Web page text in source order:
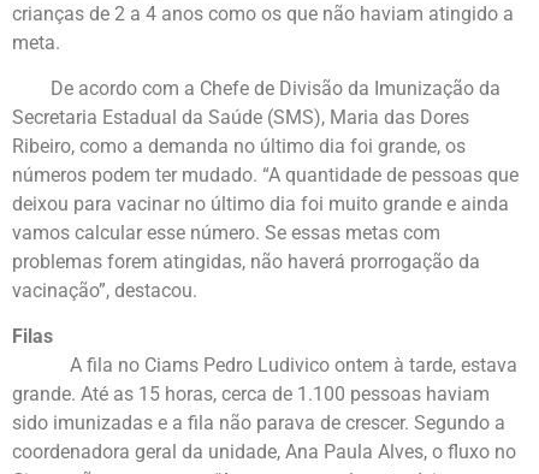
crianças de 2 a 4 anos como os que não haviam atingido a
meta.
De acordo com a Chefe de Divisão da Imunização da
Secretaria Estadual da Saúde (SMS), Maria das Dores
Ribeiro, como a demanda no último dia foi grande, os
números podem ter mudado. “A quantidade de pessoas que
deixou para vacinar no último dia foi muito grande e ainda
vamos calcular esse número. Se essas metas com
problemas forem atingidas, não haverá prorrogação da
vacinação”, destacou.
Filas
A fila no Ciams Pedro Ludivico ontem à tarde, estava
grande. Até as 15 horas, cerca de 1.100 pessoas haviam
sido imunizadas e a fila não parava de crescer. Segundo a
coordenadora geral da unidade, Ana Paula Alves, o fluxo no